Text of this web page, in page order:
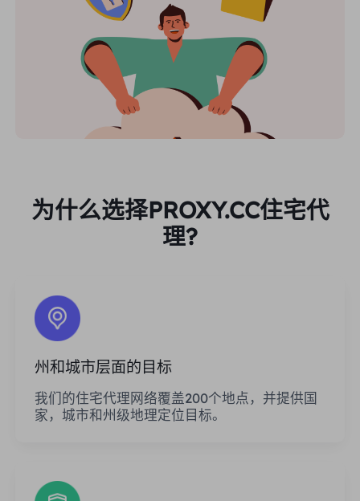
为什么选择PROXY.CC住宅代
理?
州和城市层面的目标
我们的住宅代理网络覆盖200个地点，并提供国
家，城市和州级地理定位目标。